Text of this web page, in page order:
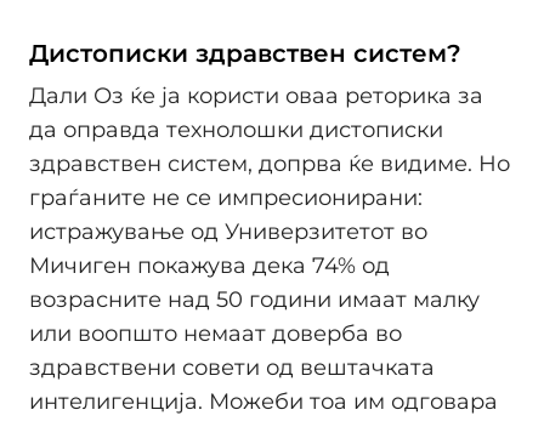
Дистописки здравствен систем?
Дали Оз ќе ја користи оваа реторика за
да оправда технолошки дистописки
здравствен систем, допрва ќе видиме. Но
граѓаните не се импресионирани:
истражување од Универзитетот во
Мичиген покажува дека 74% од
возрасните над 50 години имаат малку
или воопшто немаат доверба во
здравствени совети од вештачката
интелигенција. Можеби тоа им одговара